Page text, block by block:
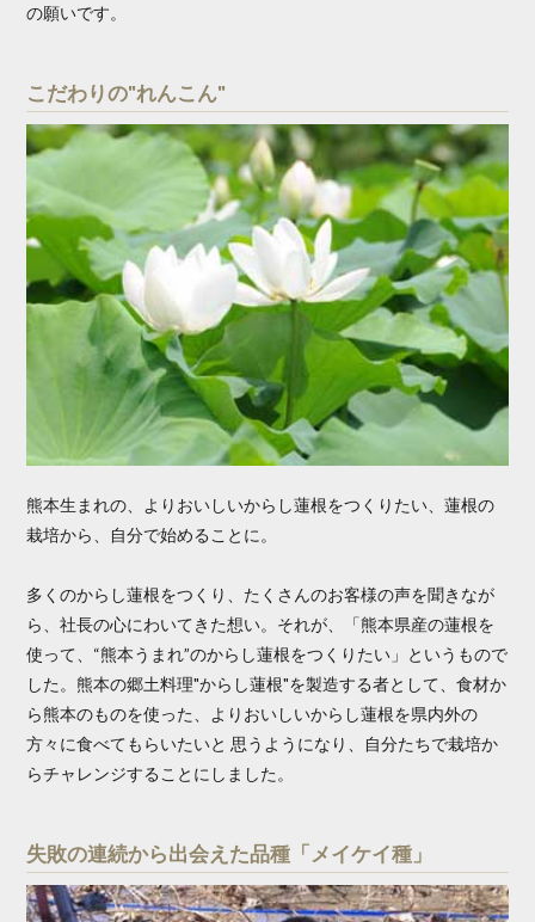
の願いです。
こだわりの"れんこん"
熊本生まれの、よりおいしいからし蓮根をつくりたい、蓮根の
栽培から、自分で始めることに。
多くのからし蓮根をつくり、たくさんのお客様の声を聞きなが
ら、社長の心にわいてきた想い。それが、「熊本県産の蓮根を
使って、“熊本うまれ”のからし蓮根をつくりたい」というもので
した。熊本の郷土料理"からし蓮根"を製造する者として、食材か
ら熊本のものを使った、よりおいしいからし蓮根を県内外の
方々に食べてもらいたいと 思うようになり、自分たちで栽培か
らチャレンジすることにしました。
失敗の連続から出会えた品種「メイケイ種」